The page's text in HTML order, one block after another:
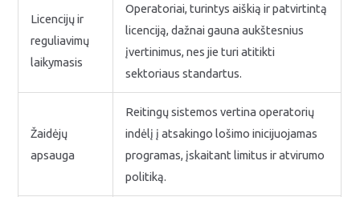
Licencijų ir
reguliavimų
laikymasis
Operatoriai, turintys aiškią ir patvirtintą
licenciją, dažnai gauna aukštesnius
įvertinimus, nes jie turi atitikti
sektoriaus standartus.
Žaidėjų
apsauga
Reitingų sistemos vertina operatorių
indėlį į atsakingo lošimo inicijuojamas
programas, įskaitant limitus ir atvirumo
politiką.